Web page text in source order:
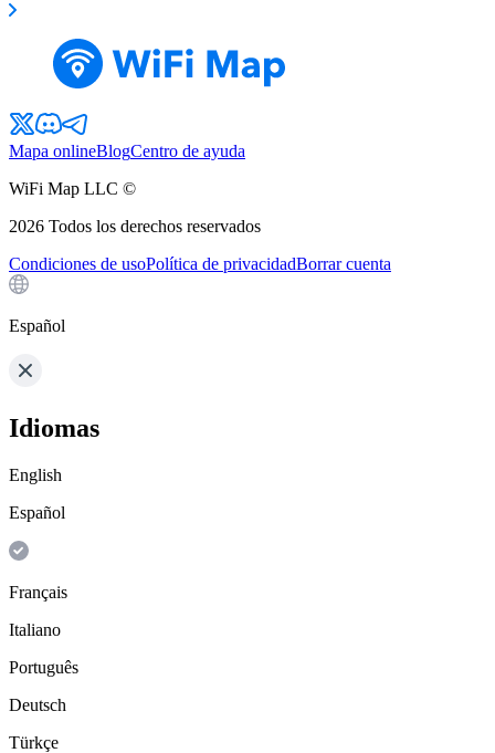
Mapa onlineBlogCentro de ayuda
WiFi Map LLC ©
2026 Todos los derechos reservados
Condiciones de usoPolítica de privacidadBorrar cuenta
Español
Idiomas
English
Español
Français
Italiano
Português
Deutsch
Türkçe